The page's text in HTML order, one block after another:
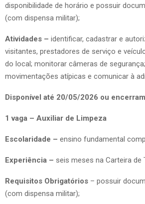
disponibilidade de horário e possuir
(com dispensa militar);
Atividades – identificar, cadastrar e
visitantes, prestadores de serviço e
do local; monitorar câmeras de
movimentações atípicas e comunicar à
Disponível até 20/05/2026 ou
1 vaga – Auxiliar de Limpeza
Escolaridade – ensino fundamental
Experiência – seis meses na Carteira de
Requisitos Obrigatórios – possuir
(com dispensa militar);